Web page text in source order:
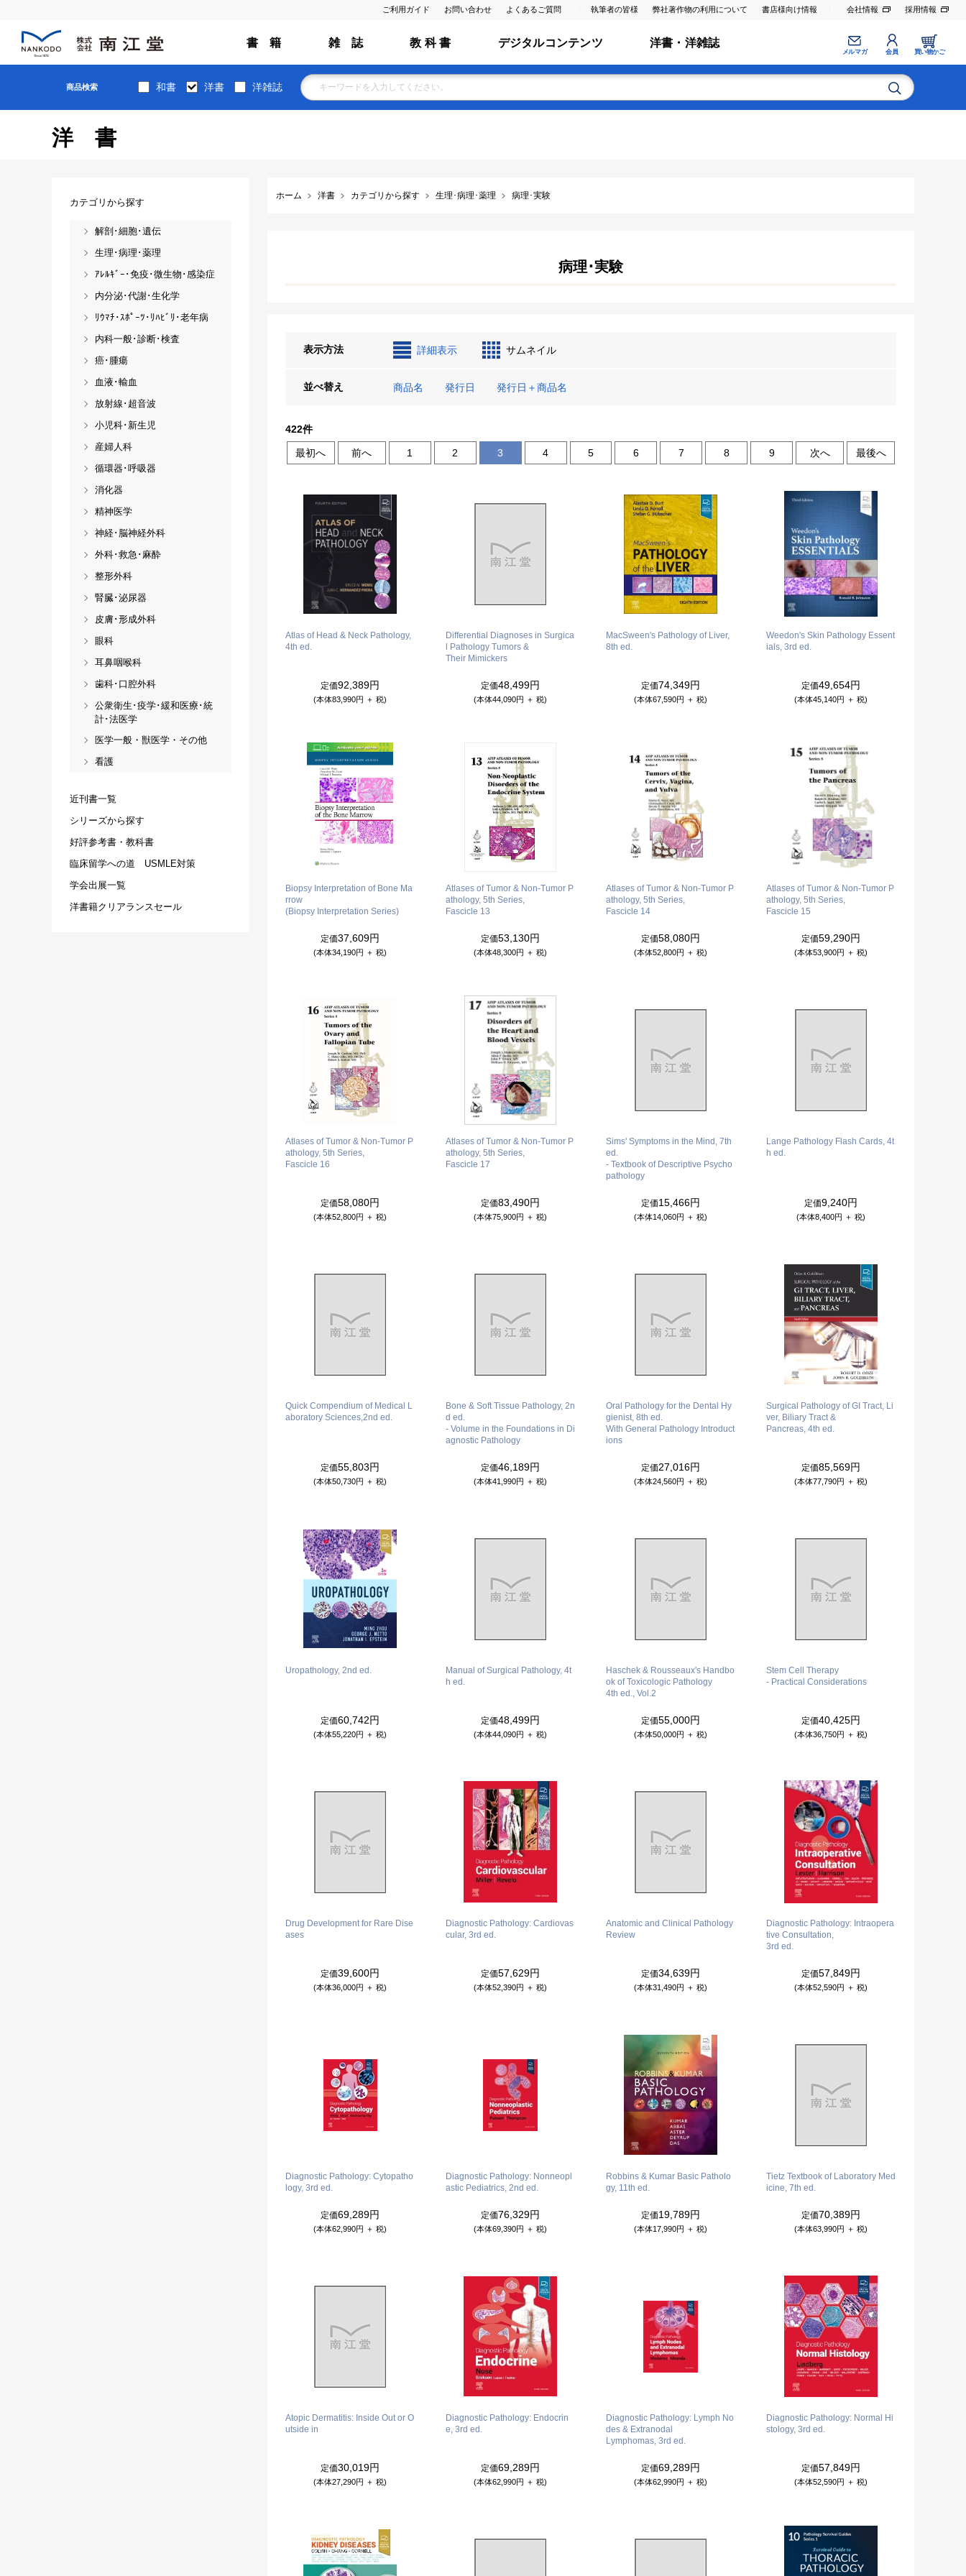
ご利用ガイド お問い合わせ よくあるご質問 執筆者の皆様 弊社著作物の利用について 書店様向け情報 会社情報 採用情報
書 籍 雑 誌 教 科 書 デジタルコンテンツ 洋書・洋雑誌
メルマガ 会員 買い物かご
商品検索 和書 洋書 洋雑誌
洋書
ホーム 洋書 カテゴリから探す 生理･病理･薬理 病理･実験
病理･実験
表示方法 詳細表示 サムネイル
並べ替え 商品名 発行日 発行日＋商品名
422件
最初へ 前へ 1 2 3 4 5 6 7 8 9 次へ 最後へ
Atlas of Head & Neck Pathology,
4th ed.
定価92,389円
(本体83,990円 ＋ 税)
Differential Diagnoses in Surgica
l Pathology Tumors &
Their Mimickers
定価48,499円
(本体44,090円 ＋ 税)
MacSween's Pathology of Liver,
8th ed.
定価74,349円
(本体67,590円 ＋ 税)
Weedon's Skin Pathology Essent
ials, 3rd ed.
定価49,654円
(本体45,140円 ＋ 税)
Biopsy Interpretation of Bone Ma
rrow
(Biopsy Interpretation Series)
定価37,609円
(本体34,190円 ＋ 税)
Atlases of Tumor & Non-Tumor P
athology, 5th Series,
Fascicle 13
定価53,130円
(本体48,300円 ＋ 税)
Atlases of Tumor & Non-Tumor P
athology, 5th Series,
Fascicle 14
定価58,080円
(本体52,800円 ＋ 税)
Atlases of Tumor & Non-Tumor P
athology, 5th Series,
Fascicle 15
定価59,290円
(本体53,900円 ＋ 税)
Atlases of Tumor & Non-Tumor P
athology, 5th Series,
Fascicle 16
定価58,080円
(本体52,800円 ＋ 税)
Atlases of Tumor & Non-Tumor P
athology, 5th Series,
Fascicle 17
定価83,490円
(本体75,900円 ＋ 税)
Sims' Symptoms in the Mind, 7th
ed.
- Textbook of Descriptive Psycho
pathology
定価15,466円
(本体14,060円 ＋ 税)
Lange Pathology Flash Cards, 4t
h ed.
定価9,240円
(本体8,400円 ＋ 税)
Quick Compendium of Medical L
aboratory Sciences,2nd ed.
定価55,803円
(本体50,730円 ＋ 税)
Bone & Soft Tissue Pathology, 2n
d ed.
- Volume in the Foundations in Di
agnostic Pathology
定価46,189円
(本体41,990円 ＋ 税)
Oral Pathology for the Dental Hy
gienist, 8th ed.
With General Pathology Introduct
ions
定価27,016円
(本体24,560円 ＋ 税)
Surgical Pathology of GI Tract, Li
ver, Biliary Tract &
Pancreas, 4th ed.
定価85,569円
(本体77,790円 ＋ 税)
Uropathology, 2nd ed.
定価60,742円
(本体55,220円 ＋ 税)
Manual of Surgical Pathology, 4t
h ed.
定価48,499円
(本体44,090円 ＋ 税)
Haschek & Rousseaux's Handbo
ok of Toxicologic Pathology
4th ed., Vol.2
定価55,000円
(本体50,000円 ＋ 税)
Stem Cell Therapy
- Practical Considerations
定価40,425円
(本体36,750円 ＋ 税)
Drug Development for Rare Dise
ases
定価39,600円
(本体36,000円 ＋ 税)
Diagnostic Pathology: Cardiovas
cular, 3rd ed.
定価57,629円
(本体52,390円 ＋ 税)
Anatomic and Clinical Pathology
Review
定価34,639円
(本体31,490円 ＋ 税)
Diagnostic Pathology: Intraopera
tive Consultation,
3rd ed.
定価57,849円
(本体52,590円 ＋ 税)
Diagnostic Pathology: Cytopatho
logy, 3rd ed.
定価69,289円
(本体62,990円 ＋ 税)
Diagnostic Pathology: Nonneopl
astic Pediatrics, 2nd ed.
定価76,329円
(本体69,390円 ＋ 税)
Robbins & Kumar Basic Patholo
gy, 11th ed.
定価19,789円
(本体17,990円 ＋ 税)
Tietz Textbook of Laboratory Med
icine, 7th ed.
定価70,389円
(本体63,990円 ＋ 税)
Atopic Dermatitis: Inside Out or O
utside in
定価30,019円
(本体27,290円 ＋ 税)
Diagnostic Pathology: Endocrin
e, 3rd ed.
定価69,289円
(本体62,990円 ＋ 税)
Diagnostic Pathology: Lymph No
des & Extranodal
Lymphomas, 3rd ed.
定価69,289円
(本体62,990円 ＋ 税)
Diagnostic Pathology: Normal Hi
stology, 3rd ed.
定価57,849円
(本体52,590円 ＋ 税)
カテゴリから探す
解剖･細胞･遺伝
生理･病理･薬理
ｱﾚﾙｷﾞｰ･免疫･微生物･感染症
内分泌･代謝･生化学
ﾘｳﾏﾁ･ｽﾎﾟｰﾂ･ﾘﾊﾋﾞﾘ･老年病
内科一般･診断･検査
癌･腫瘍
血液･輸血
放射線･超音波
小児科･新生児
産婦人科
循環器･呼吸器
消化器
精神医学
神経･脳神経外科
外科･救急･麻酔
整形外科
腎臓･泌尿器
皮膚･形成外科
眼科
耳鼻咽喉科
歯科･口腔外科
公衆衛生･疫学･緩和医療･統
計･法医学
医学一般・獣医学・その他
看護
近刊書一覧
シリーズから探す
好評参考書・教科書
臨床留学への道 USMLE対策
学会出展一覧
洋書籍クリアランスセール